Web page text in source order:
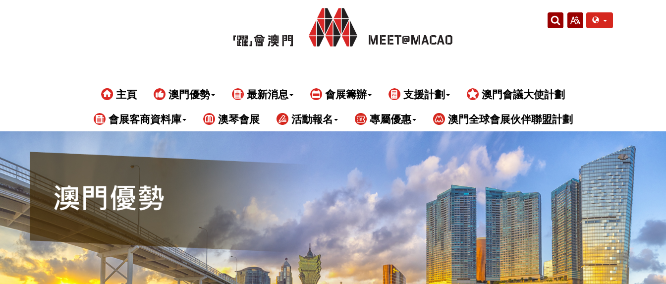
主頁 澳門優勢 最新消息 會展籌辦 支援計劃 澳門會議大使計劃
會展客商資料庫 澳琴會展 活動報名 專屬優惠 澳門全球會展伙伴聯盟計劃